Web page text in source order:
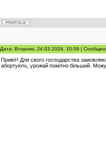
Дата: Вторник, 24.03.2026, 10:09 |
Привіт! Для свого господарства
абортують, урожай помітно більший.